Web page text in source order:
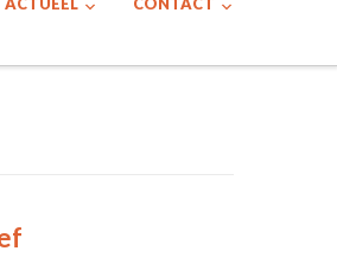
ACTUEEL CONTACT